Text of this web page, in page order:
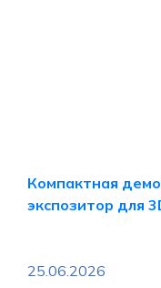
Компактная
экспозитор для
25.06.2026